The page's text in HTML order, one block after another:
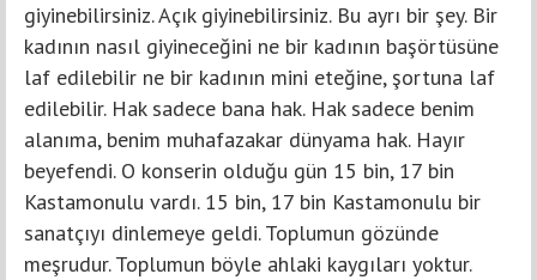
giyinebilirsiniz. Açık giyinebilirsiniz. Bu ayrı bir şey. Bir
kadının nasıl giyineceğini ne bir kadının başörtüsüne
laf edilebilir ne bir kadının mini eteğine, şortuna laf
edilebilir. Hak sadece bana hak. Hak sadece benim
alanıma, benim muhafazakar dünyama hak. Hayır
beyefendi. O konserin olduğu gün 15 bin, 17 bin
Kastamonulu vardı. 15 bin, 17 bin Kastamonulu bir
sanatçıyı dinlemeye geldi. Toplumun gözünde
meşrudur. Toplumun böyle ahlaki kaygıları yoktur.